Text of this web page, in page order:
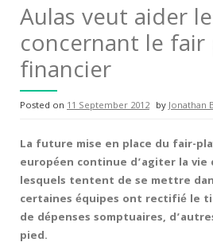
Aulas veut aider
concernant le fair
financier
Posted on 11 September 2012 byJonathan
La future mise en place du fair-
européen continue d’agiter la vie
lesquels tentent de se mettre
certaines équipes ont rectifié le
de dépenses somptuaires,
pied.